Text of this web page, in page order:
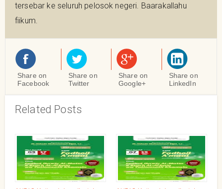
tersebar ke seluruh pelosok negeri. Baarakallahu
fiikum.
Share on
Facebook
Share on
Twitter
Share on
Google+
Share on
LinkedIn
Related Posts